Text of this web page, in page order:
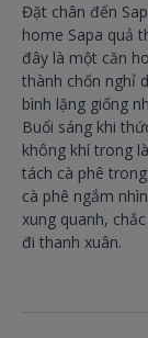
Đặt chân đến
home Sapa quả
đây là một căn
thành chốn nghỉ
bình lặng giống
Buổi sáng khi
không khí trong
tách cà phê
cà phê ngắm
xung quanh,
đi thanh xuân.